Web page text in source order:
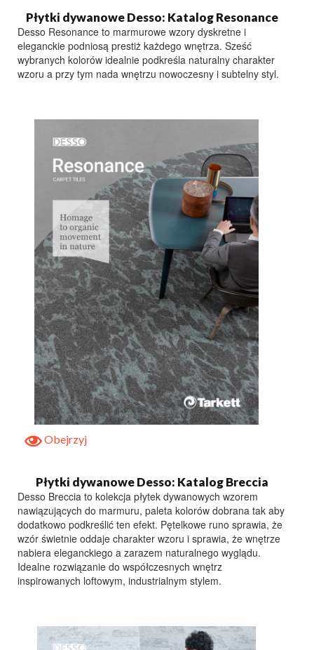
Płytki dywanowe Desso: Katalog Resonance
Desso Resonance to marmurowe wzory dyskretne i
eleganckie podniosą prestiż każdego wnętrza. Sześć
wybranych kolorów idealnie podkreśla naturalny charakter
wzoru a przy tym nada wnętrzu nowoczesny i subtelny styl.
Obejrzyj
Płytki dywanowe Desso: Katalog Breccia
Desso Breccia to kolekcja płytek dywanowych wzorem
nawiązujących do marmuru, paleta kolorów dobrana tak aby
dodatkowo podkreślić ten efekt. Pętelkowe runo sprawia, że
wzór świetnie oddaje charakter wzoru i sprawia, że wnętrze
nabiera eleganckiego a zarazem naturalnego wyglądu.
Idealne rozwiązanie do współczesnych wnętrz
inspirowanych loftowym, industrialnym stylem.